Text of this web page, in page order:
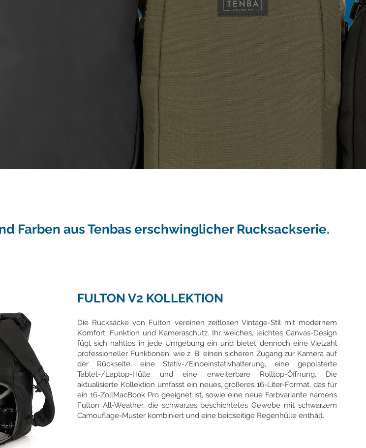
Farben aus Tenbas erschwinglicher Rucksackserie.
FULTON V2 KOLLEKTION
Die Rucksäcke von Fulton vereinen zeitlosen Vintage-Stil mit modernem
Komfort, Funktion und Kameraschutz. Ihr weiches, leichtes Canvas-Design
fügt sich nahtlos in jede Umgebung ein und bietet dennoch eine Vielzahl
professioneller Funktionen, wie z. B. einen sicheren Zugang zur Kamera auf
der Rückseite, eine Stativ-/Einbeinstativhalterung, eine gepolsterte
Tablet-/Laptop-Hülle und eine erweiterbare Rolltop-Öffnung. Die
aktualisierte Kollektion umfasst ein neues, größeres 16-Liter-Format, das für
ein 16-ZollMacBook Pro geeignet ist, sowie eine neue Farbvariante namens
Fulton All-Weather, die schwarzes beschichtetes Gewebe mit schwarzem
Camouflage-Muster kombiniert und eine beidseitige Regenhülle enthält.